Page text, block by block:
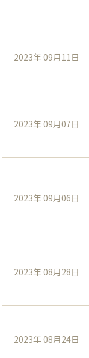
2023年 09月11日
2023年 09月07日
2023年 09月06日
2023年 08月28日
2023年 08月24日